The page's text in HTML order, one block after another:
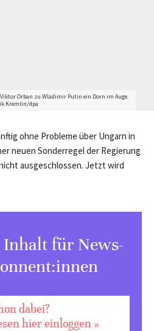
Orban zu Wladimir Putin ein Dorn im Auge.
Kremlin/dpa
ohne Probleme über Ungarn in
neuen Sonderregel der Regierung
ausgeschlossen. Jetzt wird
Inhalt für News-
dabei?
hier einloggen »